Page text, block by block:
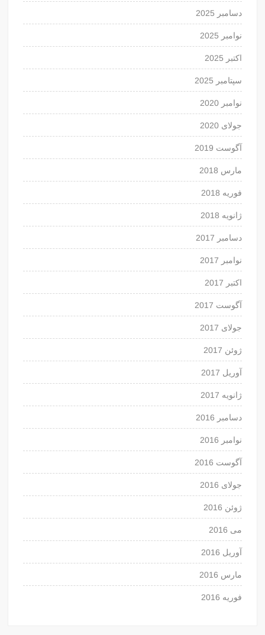
دسامبر 2025
نوامبر 2025
اکتبر 2025
سپتامبر 2025
نوامبر 2020
جولای 2020
آگوست 2019
مارس 2018
فوریه 2018
ژانویه 2018
دسامبر 2017
نوامبر 2017
اکتبر 2017
آگوست 2017
جولای 2017
ژوئن 2017
آوریل 2017
ژانویه 2017
دسامبر 2016
نوامبر 2016
آگوست 2016
جولای 2016
ژوئن 2016
می 2016
آوریل 2016
مارس 2016
فوریه 2016